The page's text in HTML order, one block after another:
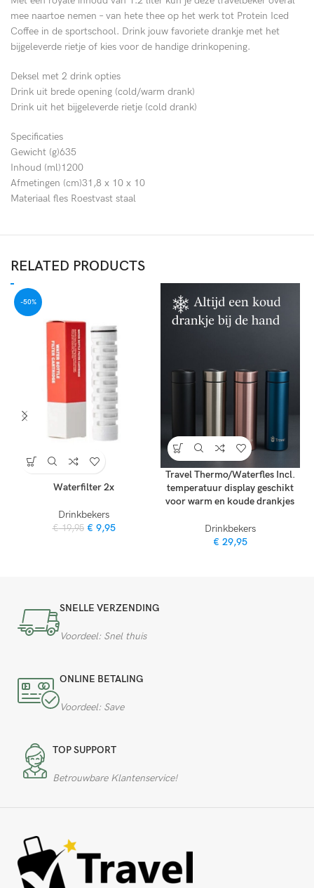
mee naartoe nemen – van hete thee op het werk tot Protein Iced
Coffee in de sportschool. Drink jouw favoriete drankje met het
bijgeleverde rietje of kies voor de handige drinkopening.
Deksel met 2 drink opties
Drink uit brede opening (cold/warm drank)
Drink uit het bijgeleverde rietje (cold drank)
Specificaties
Gewicht (g)635
Inhoud (ml)1200
Afmetingen (cm)31,8 x 10 x 10
Materiaal fles Roestvast staal
RELATED PRODUCTS
-50%
Waterfilter 2x
Drinkbekers
€19,95 € 9,95
Travel Thermo/Waterfles Incl.
temperatuur display geschikt
voor warm en koude drankjes
Drinkbekers
€ 29,95
SNELLE VERZENDING
Voordeel: Snel thuis
ONLINE BETALING
Voordeel: Save
TOP SUPPORT
Betrouwbare Klantenservice!